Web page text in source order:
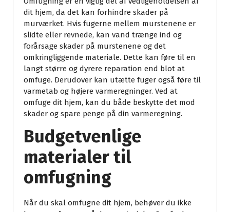
dit hjem, da det kan forhindre skader på
murværket. Hvis fugerne mellem murstenene er
slidte eller revnede, kan vand trænge ind og
forårsage skader på murstenene og det
omkringliggende materiale. Dette kan føre til en
langt større og dyrere reparation end blot at
omfuge. Derudover kan utætte fuger også føre til
varmetab og højere varmeregninger. Ved at
omfuge dit hjem, kan du både beskytte det mod
skader og spare penge på din varmeregning.
Budgetvenlige
materialer til
omfugning
Når du skal omfugne dit hjem, behøver du ikke